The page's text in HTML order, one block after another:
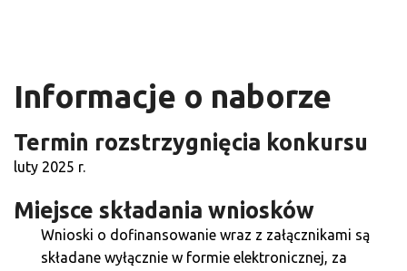
Informacje o naborze
Termin rozstrzygnięcia konkursu
luty 2025 r.
Miejsce składania wniosków
Wnioski o dofinansowanie wraz z załącznikami są
składane wyłącznie w formie elektronicznej, za